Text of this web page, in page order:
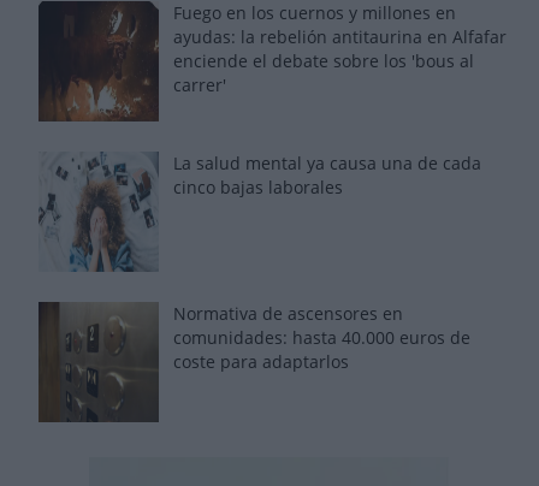
Fuego en los cuernos y millones en
ayudas: la rebelión antitaurina en Alfafar
enciende el debate sobre los 'bous al
carrer'
La salud mental ya causa una de cada
cinco bajas laborales
Normativa de ascensores en
comunidades: hasta 40.000 euros de
coste para adaptarlos